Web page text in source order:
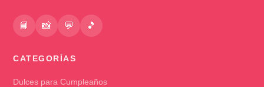
📘 📸 💬 🎵
CATEGORÍAS
Dulces para Cumpleaños